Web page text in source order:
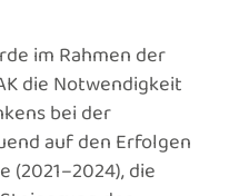
im Rahmen der
die Notwendigkeit
bei der
auf den Erfolgen
(2021–2024), die